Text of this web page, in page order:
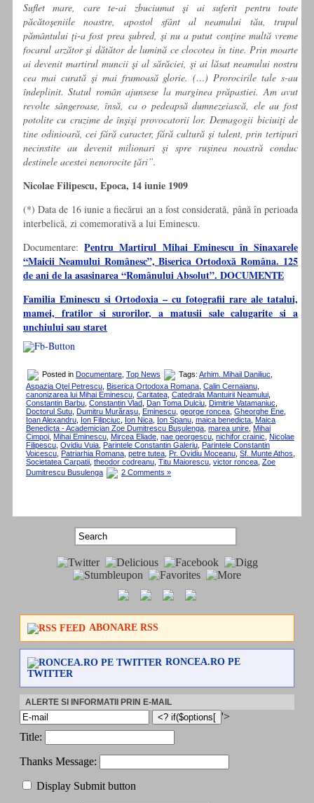
Suflet mare, care te-ai zbuciumat şi ai suferit pentru toate
păcătoşeniile noastre, apostol sfânt al neamului tău, trupul
pământului ţi-a fost prea şubred, şi nu a putut conţine multă vreme
focarul arzător şi dătător de lumină ce clocotea în ti­ne. Prin moarte
ai devenit martirul muncii şi al sărăciei, şi ai lăsat neamului nostru
cea mai curată şi mai frumoasă glorie. (…) Prorocirile tale s-au
îndeplinit. Statul român ajunsese la marginea prăpastiei. Am avut
revolte sângeroase, însă, ca o pe­deapsă dumnezeiască, ele au fost
potolite cu cruzime de în­şişi provocatorii lor. Demagogii biciuiţi de
tine odinioară, cei fără caracter, fără cultură şi talent, prin tertipuri
necinstite au devenit milionari şi spre ruşinea noastră conduc
destinele acestei nenorocite ţări”.
Nicolae Filipescu, Epoca, 14 iunie 1909
(*) Data de 16 iunie a fiecărui an a fost considerată, până în perioada
inter­belică, zi comemorativă a lui Eminescu.
Documentare:Pentru Martirul Mihai Eminescu în Sinaxarele
“Maicii Neamului Românesc”, Biserica Ortodoxă Româna. 125
de ani de la asasinarea “Românului Absolut”. DOCUMENTE
Familia Eminescu si Ortodoxia – cu fotografii rare ale tatalui,
mamei, fratilor si surorilor, a matusii sale calugarite si a
unchiului sau staret
Posted in Documentare Top News Tags: Arhim. Mihail Daniliuc
Aspazia Oţel Petrescu
Biserica Ortodoxa Romana Calin Cernaianu
canonizarea lui Mihai Eminescu Caritatea Catedrala Mantuirii Neamului
Constantin Barbu Constantin Vlad Dan Toma Dulciu Dimitrie Vatamaniuc
Doctorul Sutu
Dumitru Murăraşu Eminescu george roncea Gheorghe Ene
Ioan Alexandru
Ion Filipciuc Ion Nica Ion Spanu maica benedicta Maica
Benedicta - Academician Zoe Dumitrescu Buşulenga marea unire Mihai
Cimpoi Mihai Eminescu Mircea Eliade nae georgescu nichifor crainic
Nicolae
Filipescu Ovidiu Vuia Parintele Constantin Galeriu
Parintele Constantin
Voicescu
Patriarhia Romana petre tutea Pr. Ovidiu Moceanu Sf. Munte Athos
Societatea Carpatii theodor codreanu Titu Maiorescu victor roncea Zoe
Dumitrescu Busulenga
2 Comments »
ABONARE RSS
RONCEA.RO PE
TWITTER
ALERTE SI INFORMATII PRIN E-MAIL
'>
Title:
Thanks Message:
Display Submit button